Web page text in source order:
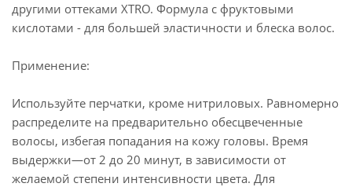
другими оттеками XTRO. Формула с фруктовыми
кислотами - для большей эластичности и блеска волос.
Применение:
Используйте перчатки, кроме нитриловых. Равномерно
распределите на предварительно обесцвеченные
волосы, избегая попадания на кожу головы. Время
выдержки—от 2 до 20 минут, в зависимости от
желаемой степени интенсивности цвета. Для